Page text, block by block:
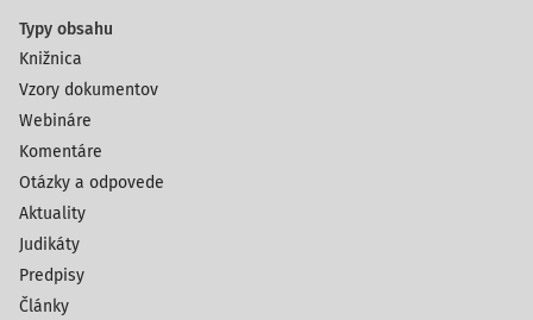
Typy obsahu
Knižnica
Vzory dokumentov
Webináre
Komentáre
Otázky a odpovede
Aktuality
Judikáty
Predpisy
Články